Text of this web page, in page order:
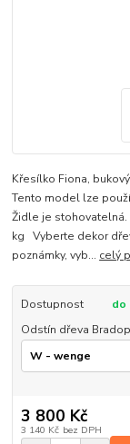
Křesílko Fiona,
Tento model lze
Židle je stohovatelná.
kg Vyberte dekor
poznámky, vyb... celý
Dostupnost
do
Odstín dřeva Bradop
3 800 Kč
3 140 Kč bez DPH